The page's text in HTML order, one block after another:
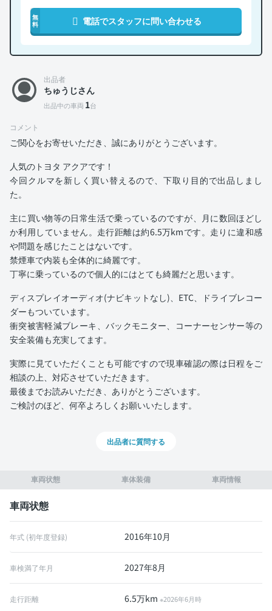
無
料
電話でスタッフに問い合わせる
車両状態 車体装備 車両情報
車両状態
年式 (初年度登録) 2016年10月
車検満了年月 2027年8月
走行距離 6.5万km※2026年6月時
出品者
ちゅうじさん
出品中の車両 1台
コメント
ご関心をお寄せいただき、誠にありがとうございます。
人気のトヨタ アクアです！
今回クルマを新しく買い替えるので、下取り目的で出品しまし
た。
主に買い物等の日常生活で乗っているのですが、月に数回ほどし
か利用していません。走行距離は約6.5万kmです。走りに違和感
や問題を感じたことはないです。
禁煙車で内装も全体的に綺麗です。
丁寧に乗っているので個人的にはとても綺麗だと思います。
ディスプレイオーディオ(ナビキットなし)、ETC、ドライブレコー
ダーもついています。
衝突被害軽減ブレーキ、バックモニター、コーナーセンサー等の
安全装備も充実してます。
実際に見ていただくことも可能ですので現車確認の際は日程をご
相談の上、対応させていただきます。
最後までお読みいただき、ありがとうございます。
ご検討のほど、何卒よろしくお願いいたします。
出品者に質問する